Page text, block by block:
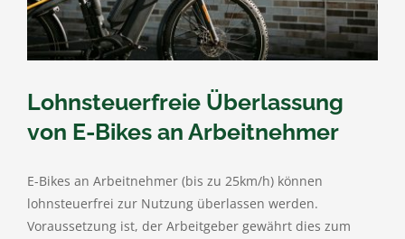
Lohnsteuerfreie Überlassung
von E-Bikes an Arbeitnehmer
E-Bikes an Arbeitnehmer (bis zu 25km/h) können
lohnsteuerfrei zur Nutzung überlassen werden.
Voraussetzung ist, der Arbeitgeber gewährt dies zum